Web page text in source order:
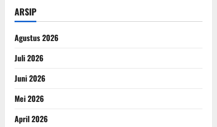
ARSIP
Agustus 2026
Juli 2026
Juni 2026
Mei 2026
April 2026